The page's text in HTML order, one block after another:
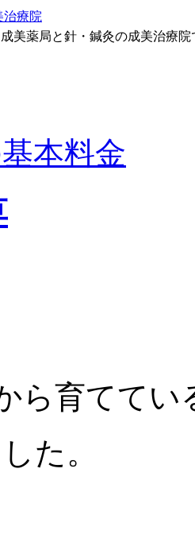
治療院
美薬局と針・鍼灸の成美治療院
本料金
ら育ててい
た。